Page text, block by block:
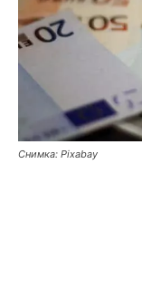
Снимка: Pixabay